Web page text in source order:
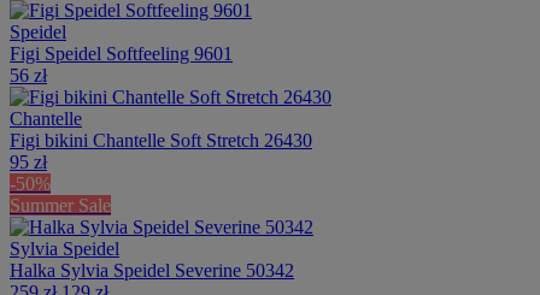
Speidel
Figi Speidel Softfeeling 9601
56 zł
Chantelle
Figi bikini Chantelle Soft Stretch 26430
95 zł
-50%
Summer Sale
Sylvia Speidel
Halka Sylvia Speidel Severine 50342